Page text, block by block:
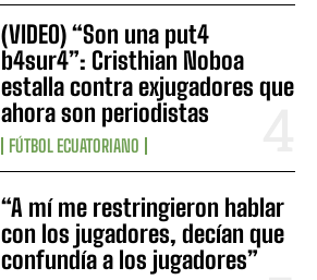
(VIDEO) “Son una put4
b4sur4”: Cristhian Noboa
estalla contra exjugadores que
ahora son periodistas
FÚTBOL ECUATORIANO
“A mí me restringieron hablar
con los jugadores, decían que
confundía a los jugadores”